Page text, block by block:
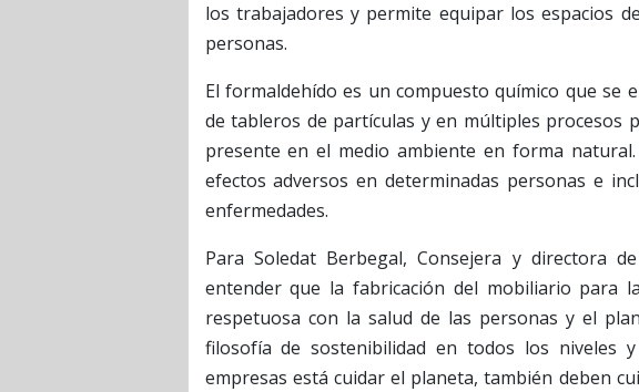
los trabajadores y permite equipar los espacios
personas.
El formaldehído es un compuesto químico que se
de tableros de partículas y en múltiples procesos
presente en el medio ambiente en forma
efectos adversos en determinadas personas e
enfermedades.
Para Soledat Berbegal, Consejera y directora
entender que la fabricación del mobiliario para
respetuosa con la salud de las personas y el
filosofía de sostenibilidad en todos los niveles
empresas está cuidar el planeta, también deben